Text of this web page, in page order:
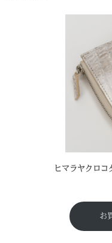
ヒマラヤクロコ
お